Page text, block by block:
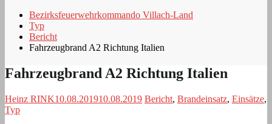
Bezirksfeuerwehrkommando Villach-Land
Typ
Bericht
Fahrzeugbrand A2 Richtung Italien
Fahrzeugbrand A2 Richtung Italien
Heinz RINK10.08.201910.08.2019 Bericht, Brandeinsatz, Einsätze,
Typ